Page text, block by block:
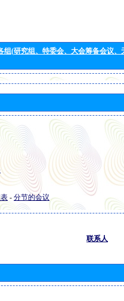
组(研究组、特委会、大会筹备会议
- 分节的会议
联系人